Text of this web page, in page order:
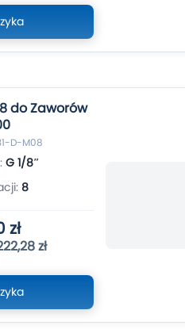
do Zaworów
D-M08
G 1/8″
8
zł
zł